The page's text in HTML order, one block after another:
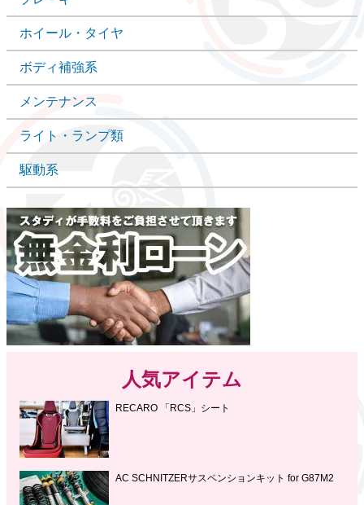
ホイール・タイヤ
ボディ補強系
メンテナンス
ライト・ランプ類
駆動系
人気アイテム
RECARO 「RCS」シート
AC SCHNITZERサスペンションキット for G87M2